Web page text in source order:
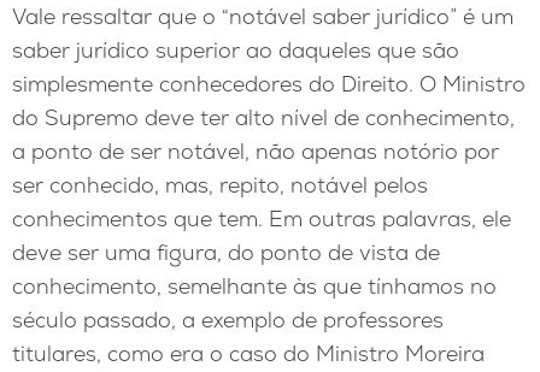
Vale ressaltar que o “notável saber jurídico” é um
saber jurídico superior ao daqueles que são
simplesmente conhecedores do Direito. O Ministro
do Supremo deve ter alto nível de conhecimento,
a ponto de ser notável, não apenas notório por
ser conhecido, mas, repito, notável pelos
conhecimentos que tem. Em outras palavras, ele
deve ser uma figura, do ponto de vista de
conhecimento, semelhante às que tínhamos no
século passado, a exemplo de professores
titulares, como era o caso do Ministro Moreira